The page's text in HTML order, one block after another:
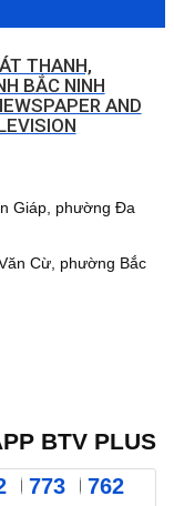
THANH,
BẮC NINH
AND
Giáp, phường Đa
Cừ, phường Bắc
BTV PLUS
773 762